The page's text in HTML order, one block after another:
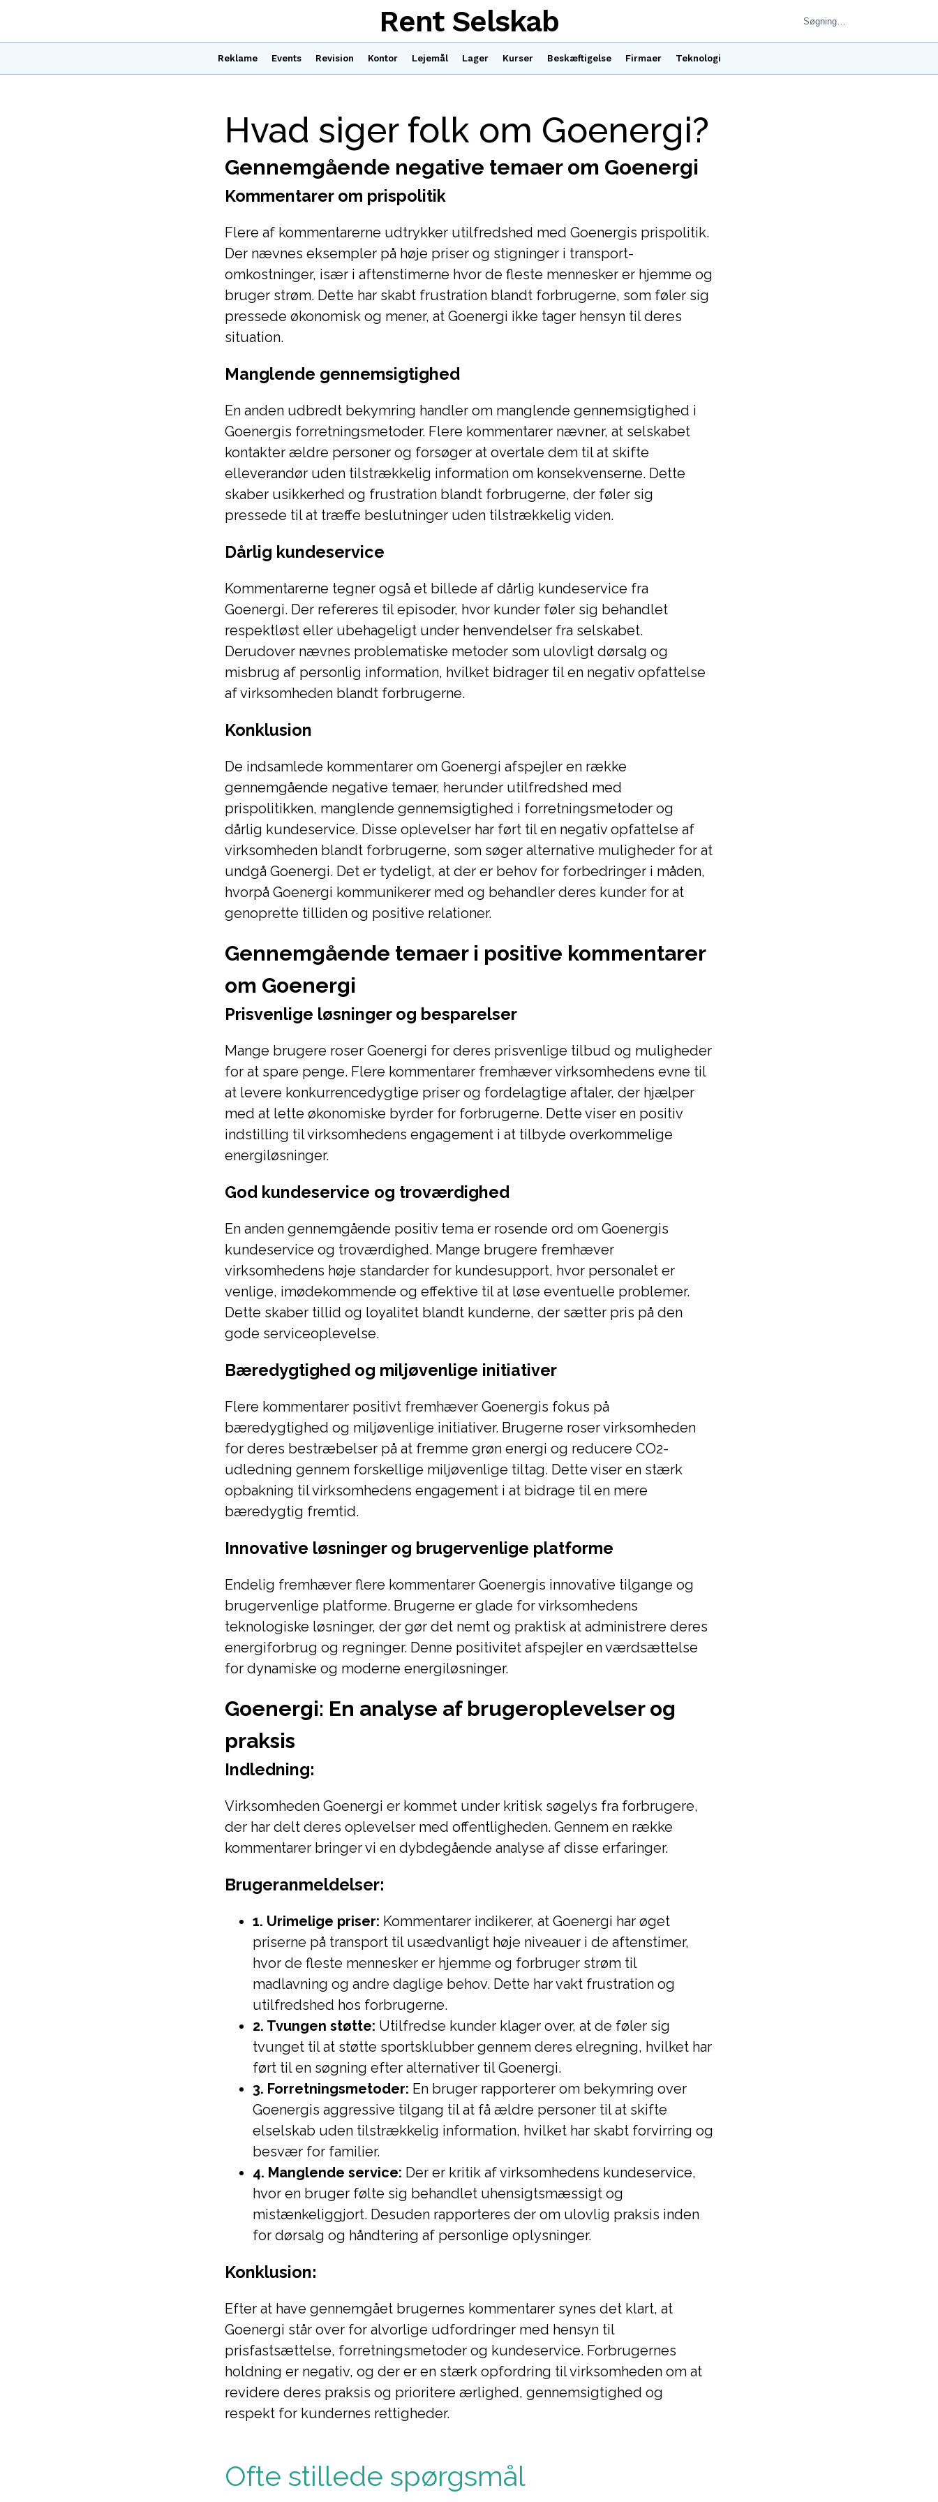
Reklame Events Revision Kontor Lejemål Lager Kurser Beskæftigelse Firmaer Teknologi
Rent Selskab
Hvad siger folk om Goenergi?
Gennemgående negative temaer om Goenergi
Kommentarer om prispolitik
Flere af kommentarerne udtrykker utilfredshed med Goenergis prispolitik.
Der nævnes eksempler på høje priser og stigninger i transport-
omkostninger, især i aftenstimerne hvor de fleste mennesker er hjemme og
bruger strøm. Dette har skabt frustration blandt forbrugerne, som føler sig
pressede økonomisk og mener, at Goenergi ikke tager hensyn til deres
situation.
Manglende gennemsigtighed
En anden udbredt bekymring handler om manglende gennemsigtighed i
Goenergis forretningsmetoder. Flere kommentarer nævner, at selskabet
kontakter ældre personer og forsøger at overtale dem til at skifte
elleverandør uden tilstrækkelig information om konsekvenserne. Dette
skaber usikkerhed og frustration blandt forbrugerne, der føler sig
pressede til at træffe beslutninger uden tilstrækkelig viden.
Dårlig kundeservice
Kommentarerne tegner også et billede af dårlig kundeservice fra
Goenergi. Der refereres til episoder, hvor kunder føler sig behandlet
respektløst eller ubehageligt under henvendelser fra selskabet.
Derudover nævnes problematiske metoder som ulovligt dørsalg og
misbrug af personlig information, hvilket bidrager til en negativ opfattelse
af virksomheden blandt forbrugerne.
Konklusion
De indsamlede kommentarer om Goenergi afspejler en række
gennemgående negative temaer, herunder utilfredshed med
prispolitikken, manglende gennemsigtighed i forretningsmetoder og
dårlig kundeservice. Disse oplevelser har ført til en negativ opfattelse af
virksomheden blandt forbrugerne, som søger alternative muligheder for at
undgå Goenergi. Det er tydeligt, at der er behov for forbedringer i måden,
hvorpå Goenergi kommunikerer med og behandler deres kunder for at
genoprette tilliden og positive relationer.
Gennemgående temaer i positive kommentarer
om Goenergi
Prisvenlige løsninger og besparelser
Mange brugere roser Goenergi for deres prisvenlige tilbud og muligheder
for at spare penge. Flere kommentarer fremhæver virksomhedens evne til
at levere konkurrencedygtige priser og fordelagtige aftaler, der hjælper
med at lette økonomiske byrder for forbrugerne. Dette viser en positiv
indstilling til virksomhedens engagement i at tilbyde overkommelige
energiløsninger.
God kundeservice og troværdighed
En anden gennemgående positiv tema er rosende ord om Goenergis
kundeservice og troværdighed. Mange brugere fremhæver
virksomhedens høje standarder for kundesupport, hvor personalet er
venlige, imødekommende og effektive til at løse eventuelle problemer.
Dette skaber tillid og loyalitet blandt kunderne, der sætter pris på den
gode serviceoplevelse.
Bæredygtighed og miljøvenlige initiativer
Flere kommentarer positivt fremhæver Goenergis fokus på
bæredygtighed og miljøvenlige initiativer. Brugerne roser virksomheden
for deres bestræbelser på at fremme grøn energi og reducere CO2-
udledning gennem forskellige miljøvenlige tiltag. Dette viser en stærk
opbakning til virksomhedens engagement i at bidrage til en mere
bæredygtig fremtid.
Innovative løsninger og brugervenlige platforme
Endelig fremhæver flere kommentarer Goenergis innovative tilgange og
brugervenlige platforme. Brugerne er glade for virksomhedens
teknologiske løsninger, der gør det nemt og praktisk at administrere deres
energiforbrug og regninger. Denne positivitet afspejler en værdsættelse
for dynamiske og moderne energiløsninger.
Goenergi: En analyse af brugeroplevelser og
praksis
Indledning:
Virksomheden Goenergi er kommet under kritisk søgelys fra forbrugere,
der har delt deres oplevelser med offentligheden. Gennem en række
kommentarer bringer vi en dybdegående analyse af disse erfaringer.
Brugeranmeldelser:
1. Urimelige priser: Kommentarer indikerer, at Goenergi har øget
priserne på transport til usædvanligt høje niveauer i de aftenstimer,
hvor de fleste mennesker er hjemme og forbruger strøm til
madlavning og andre daglige behov. Dette har vakt frustration og
utilfredshed hos forbrugerne.
2. Tvungen støtte: Utilfredse kunder klager over, at de føler sig
tvunget til at støtte sportsklubber gennem deres elregning, hvilket har
ført til en søgning efter alternativer til Goenergi.
3. Forretningsmetoder: En bruger rapporterer om bekymring over
Goenergis aggressive tilgang til at få ældre personer til at skifte
elselskab uden tilstrækkelig information, hvilket har skabt forvirring og
besvær for familier.
4. Manglende service: Der er kritik af virksomhedens kundeservice,
hvor en bruger følte sig behandlet uhensigtsmæssigt og
mistænkeliggjort. Desuden rapporteres der om ulovlig praksis inden
for dørsalg og håndtering af personlige oplysninger.
Konklusion:
Efter at have gennemgået brugernes kommentarer synes det klart, at
Goenergi står over for alvorlige udfordringer med hensyn til
prisfastsættelse, forretningsmetoder og kundeservice. Forbrugernes
holdning er negativ, og der er en stærk opfordring til virksomheden om at
revidere deres praksis og prioritere ærlighed, gennemsigtighed og
respekt for kundernes rettigheder.
Ofte stillede spørgsmål